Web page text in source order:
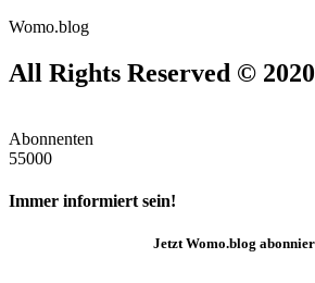
Womo.blog
All Rights Reserved © 2020